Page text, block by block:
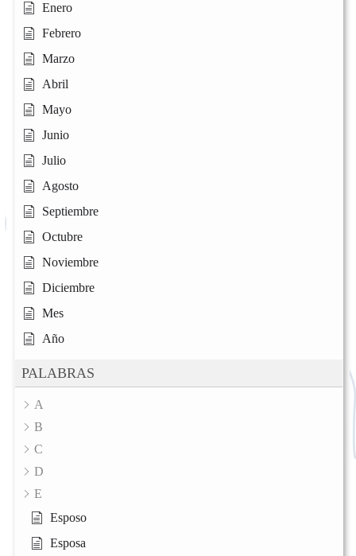
Enero
Febrero
Marzo
Abril
Mayo
Junio
Julio
Agosto
Septiembre
Octubre
Noviembre
Diciembre
Mes
Año
PALABRAS
A
B
C
D
E
Esposo
Esposa